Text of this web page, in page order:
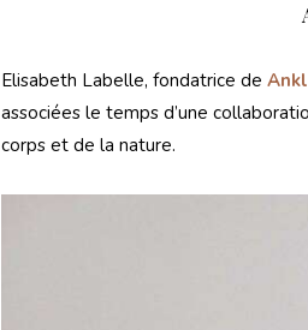
Elisabeth Labelle, fondatrice de
associées le temps d’une
corps et de la nature.